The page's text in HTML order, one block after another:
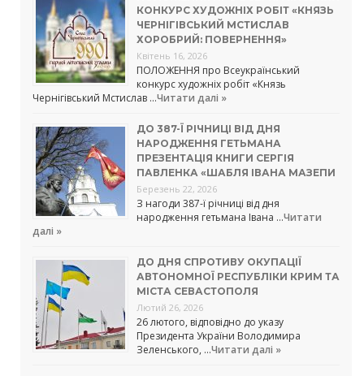
КОНКУРС ХУДОЖНІХ РОБІТ «КНЯЗЬ
ЧЕРНІГІВСЬКИЙ МСТИСЛАВ
ХОРОБРИЙ: ПОВЕРНЕННЯ»
Квітень 16, 2026
ПОЛОЖЕННЯ про Всеукраїнський
конкурс художніх робіт «Князь
Чернігівський Мстислав …Читати далі »
ДО 387-Ї РІЧНИЦІ ВІД ДНЯ
НАРОДЖЕННЯ ГЕТЬМАНА
ПРЕЗЕНТАЦІЯ КНИГИ СЕРГІЯ
ПАВЛЕНКА «ШАБЛЯ ІВАНА МАЗЕПИ
Березень 22, 2026
З нагоди 387-ї річниці від дня
народження гетьмана Івана …Читати
далі »
ДО ДНЯ СПРОТИВУ ОКУПАЦІЇ
АВТОНОМНОЇ РЕСПУБЛІКИ КРИМ ТА
МІСТА СЕВАСТОПОЛЯ
Лютий 26, 2026
26 лютого, відповідно до указу
Президента України Володимира
Зеленського, …Читати далі »